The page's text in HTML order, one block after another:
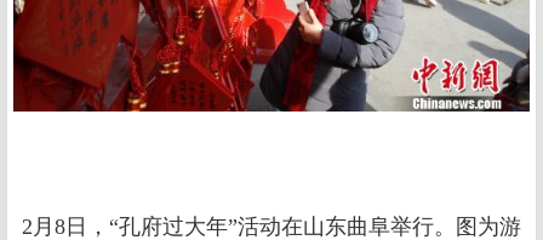
2月8日，“孔府过大年”活动在山东曲阜举行。图为游